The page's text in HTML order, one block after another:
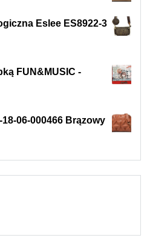
Eslee ES8922-3
FUN&MUSIC -
06-000466 Brązowy